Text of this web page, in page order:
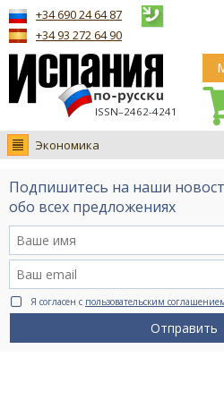
ISSN–2462-4241
+34 690 24 64 87
+34 93 272 64 90
Экономика
Новости
Интервью
Видео Ruso.TV
BCN life
Сервис на немецком
Подпишитесь на наши
обо всех предложениях
Я согласен с пользовательским
Отправить